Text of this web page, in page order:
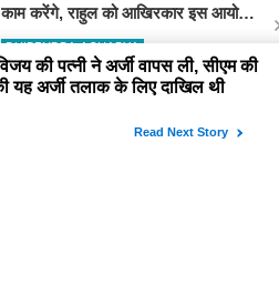
काम करेंगे, राहुल को आखिरकार इस आयोजन
की अनुमति मिली
DHIRENDRA ACHARYA